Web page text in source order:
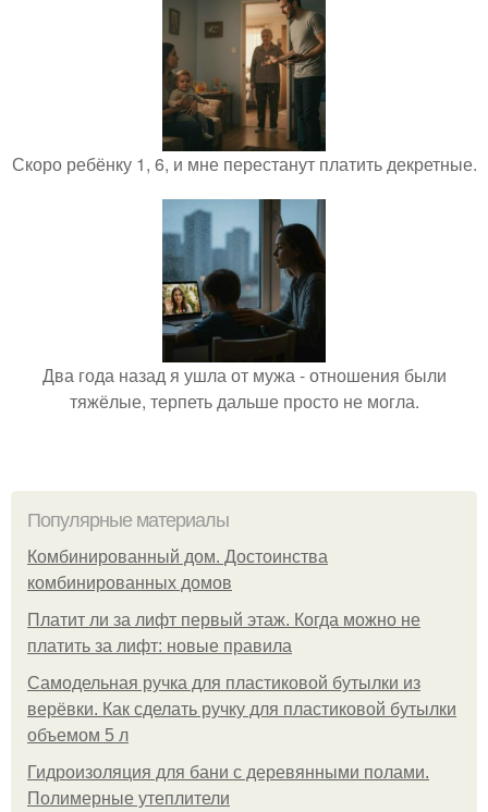
Скоро ребёнку 1, 6, и мне перестанут платить декретные.
Два года назад я ушла от мужа - отношения были
тяжёлые, терпеть дальше просто не могла.
Популярные материалы
Комбинированный дом. Достоинства
комбинированных домов
Платит ли за лифт первый этаж. Когда можно не
платить за лифт: новые правила
Самодельная ручка для пластиковой бутылки из
верёвки. Как сделать ручку для пластиковой бутылки
объемом 5 л
Гидроизоляция для бани с деревянными полами.
Полимерные утеплители